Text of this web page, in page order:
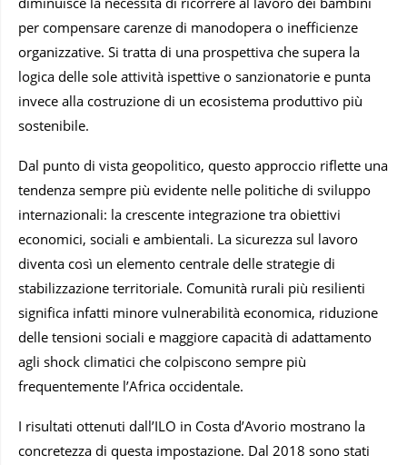
per compensare carenze di manodopera o inefficienze
organizzative. Si tratta di una prospettiva che supera la
logica delle sole attività ispettive o sanzionatorie e punta
invece alla costruzione di un ecosistema produttivo più
sostenibile.
Dal punto di vista geopolitico, questo approccio riflette una
tendenza sempre più evidente nelle politiche di sviluppo
internazionali: la crescente integrazione tra obiettivi
economici, sociali e ambientali. La sicurezza sul lavoro
diventa così un elemento centrale delle strategie di
stabilizzazione territoriale. Comunità rurali più resilienti
significa infatti minore vulnerabilità economica, riduzione
delle tensioni sociali e maggiore capacità di adattamento
agli shock climatici che colpiscono sempre più
frequentemente l’Africa occidentale.
I risultati ottenuti dall’ILO in Costa d’Avorio mostrano la
concretezza di questa impostazione. Dal 2018 sono stati